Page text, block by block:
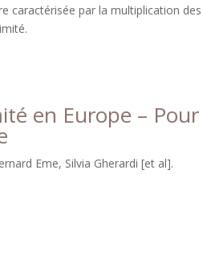
caractérisée par la multiplication des
en Europe – Pour
Eme, Silvia Gherardi [et al].